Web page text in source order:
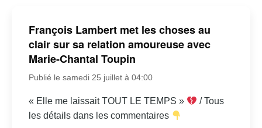
François Lambert met les choses au
clair sur sa relation amoureuse avec
Marie-Chantal Toupin
Publié le samedi 25 juillet à 04:00
« Elle me laissait TOUT LE TEMPS »
/ Tous
les détails dans les commentaires